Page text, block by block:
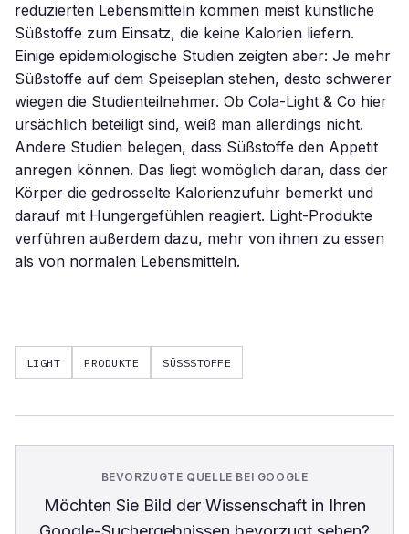
reduzierten Lebensmitteln kommen meist künstliche
Süßstoffe zum Einsatz, die keine Kalorien liefern.
Einige epidemiologische Studien zeigten aber: Je mehr
Süßstoffe auf dem Speiseplan stehen, desto schwerer
wiegen die Studienteilnehmer. Ob Cola-Light & Co hier
ursächlich beteiligt sind, weiß man allerdings nicht.
Andere Studien belegen, dass Süßstoffe den Appetit
anregen können. Das liegt womöglich daran, dass der
Körper die gedrosselte Kalorienzufuhr bemerkt und
darauf mit Hungergefühlen reagiert. Light-Produkte
verführen außerdem dazu, mehr von ihnen zu essen
als von normalen Lebensmitteln.
LIGHT PRODUKTE SÜSSSTOFFE
BEVORZUGTE QUELLE BEI GOOGLE
Möchten Sie Bild der Wissenschaftin Ihren